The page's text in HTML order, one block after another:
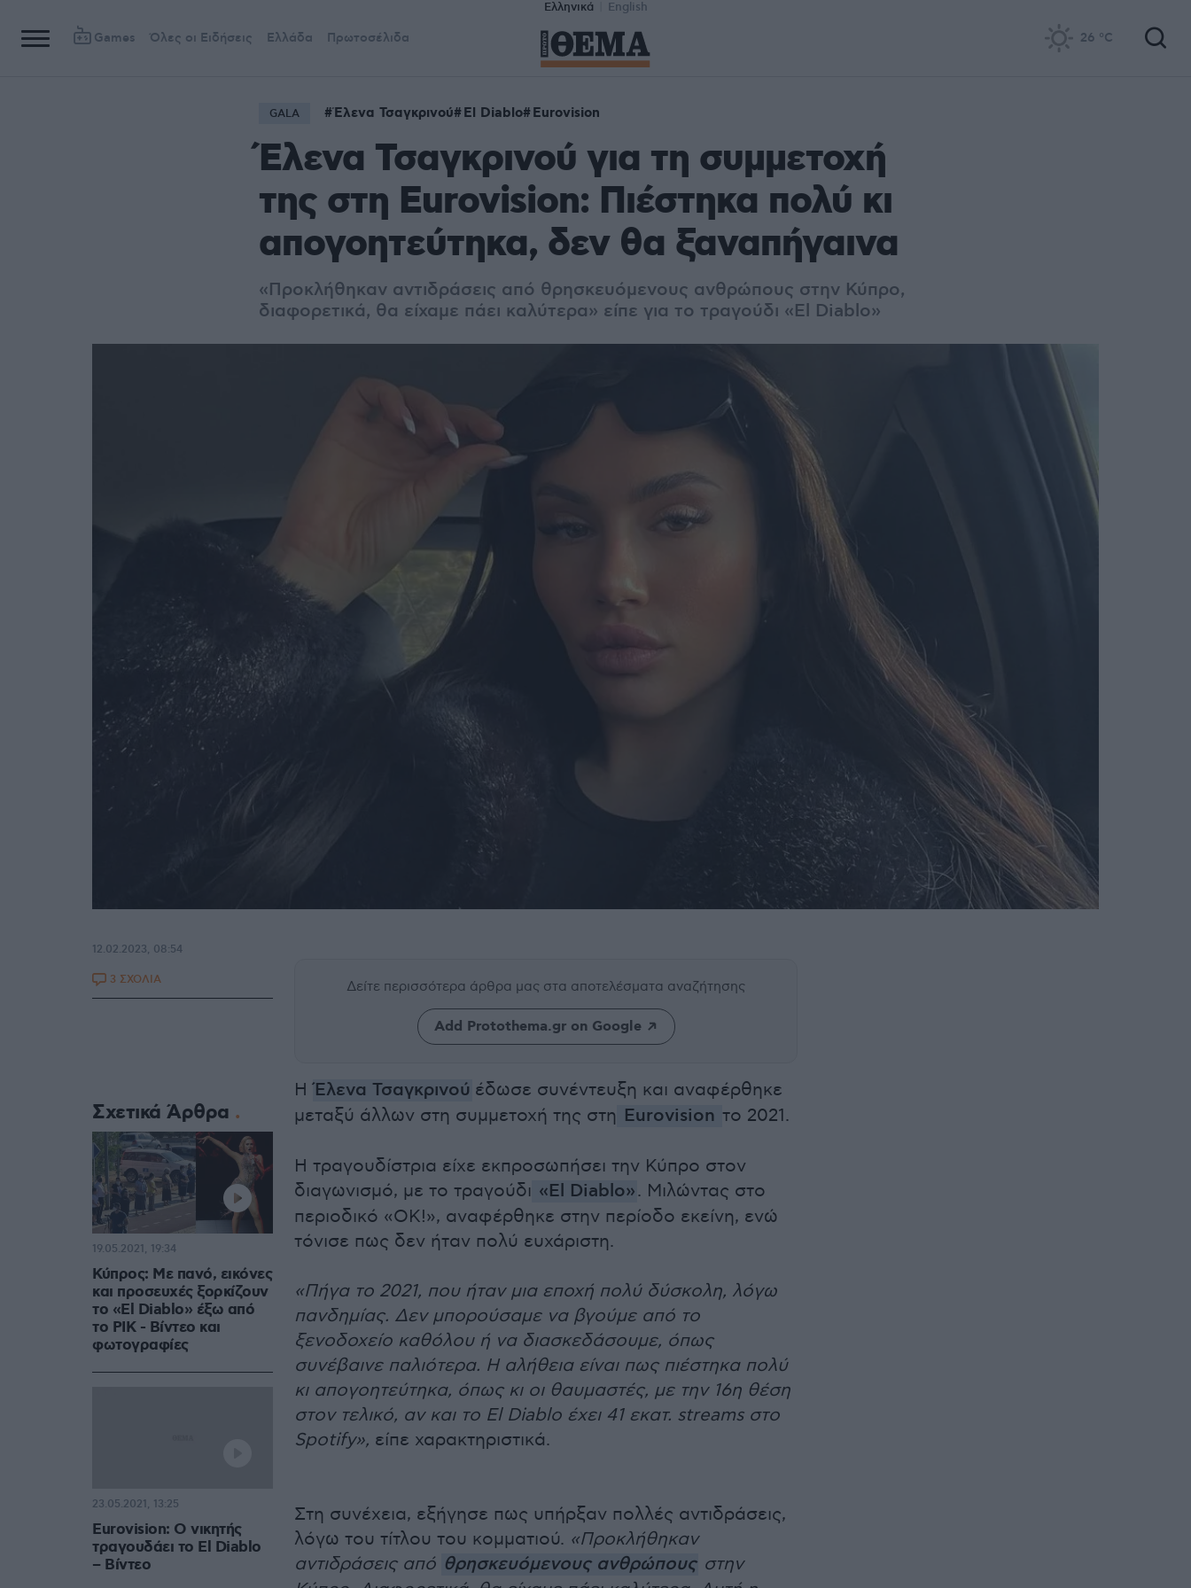
Ελληνικά English
Games Όλες οι Ειδήσεις Ελλάδα Πρωτοσέλιδα 26 °C
GALA Έλενα Τσαγκρινού El Diablo Eurovision
Έλενα Τσαγκρινού για τη συμμετοχή
της στη Eurovision: Πιέστηκα πολύ κι
απογοητεύτηκα, δεν θα ξαναπήγαινα
«Προκλήθηκαν αντιδράσεις από θρησκευόμενους ανθρώπους στην Κύπρο,
διαφορετικά, θα είχαμε πάει καλύτερα» είπε για το τραγούδι «El Diablo»
Δείτε περισσότερα άρθρα μας στα αποτελέσματα αναζήτησης
Add Protothema.gr on Google
Η Έλενα Τσαγκρινού έδωσε συνέντευξη και αναφέρθηκε
μεταξύ άλλων στη συμμετοχή της στη Eurovision το 2021.
Η τραγουδίστρια είχε εκπροσωπήσει την Κύπρο στον
διαγωνισμό, με το τραγούδι «El Diablo». Μιλώντας στο
περιοδικό «ΟΚ!», αναφέρθηκε στην περίοδο εκείνη, ενώ
τόνισε πως δεν ήταν πολύ ευχάριστη.
«Πήγα το 2021, που ήταν μια εποχή πολύ δύσκολη, λόγω
πανδημίας. Δεν μπορούσαμε να βγούμε από το
ξενοδοχείο καθόλου ή να διασκεδάσουμε, όπως
συνέβαινε παλιότερα. Η αλήθεια είναι πως πιέστηκα πολύ
κι απογοητεύτηκα, όπως κι οι θαυμαστές, με την 16η θέση
στον τελικό, αν και το El Diablo έχει 41 εκατ. streams στο
Spotify», είπε χαρακτηριστικά.
Στη συνέχεια, εξήγησε πως υπήρξαν πολλές αντιδράσεις,
λόγω του τίτλου του κομματιού. «Προκλήθηκαν
αντιδράσεις από θρησκευόμενους ανθρώπους στην
12.02.2023, 08:54
3 ΣΧΟΛΙΑ
Σχετικά Άρθρα
Κύπρος: Με πανό, εικόνες
και προσευχές ξορκίζουν
το «El Diablo» έξω από
το ΡΙΚ - Βίντεο και
φωτογραφίες
19.05.2021, 19:34
Eurovision: Ο νικητής
τραγουδάει το El Diablo
– Βίντεο
23.05.2021, 13:25